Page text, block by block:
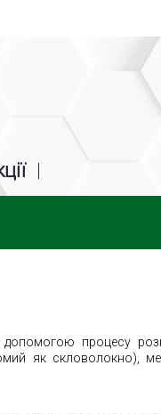
допомогою процесу
як скловолокно),